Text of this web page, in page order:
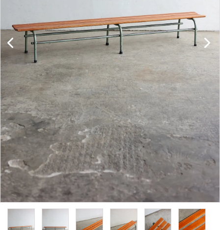
ソファ
照明
ドア
雑貨
その他
BRAND
お気に入りリスト
卸販売